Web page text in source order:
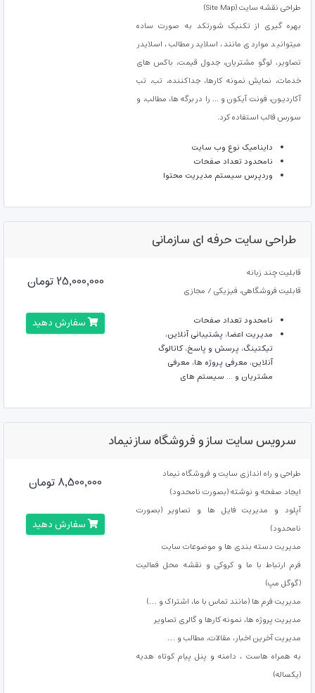
طراحی نقشه سایت (Site Map)
بهره گیری از تکنیک شورتکد به صورت ساده
میتوانید مواردی مانند، اسلایدر مطالب، اسلایدر
تصاویر، لوگو مشتریان، جدول قیمت، باکس های
خدمات، نمایش نمونه کارها، جداکننده، تب، تب
آکاردیون، فونت آیکون و ... را در برگه ها، مطالب، و
سورس قالب استفاده کرد.
داینامیک نوع وب سایت
نامحدودتعداد صفحات
وردپرس سیستم مدیریت محتوا
طراحی سایت حرفه ای سازمانی
قابلیت چند زبانه
قابلیت فروشگاهی، فیزیکی / مجازی
نامحدودتعداد صفحات
مدیریت اعضا، پشتیبانی آنلاین،
تیکتینگ، پرسش و پاسخ، کاتالوگ
آنلاین، معرفی پروژه ها، معرفی
مشتریان و ... سیستم های
25,000,000 تومان
سفارش دهید
سرویس سایت ساز و فروشگاه ساز نیماد
طراحی و راه اندازی سایت و فروشگاه نیماد
ایجاد صفحه و نوشته (بصورت نامحدود)
آپلود و مدیریت فایل ها و تصاویر (بصورت
نامحدود)
مدیریت دسته بندی ها و موضوعات سایت
فرم ارتباط با ما و کروکی و نقشه محل فعالیت
(گوگل مپ)
مدیریت فرم ها (مانند تماس با ما، اشتراک و …)
مدیریت پروژه ها، نمونه کارها و گالری تصاویر
مدیریت آخرین اخبار، مقالات، مطالب و …
به همراه هاست ، دامنه و پنل پیام کوتاه هدیه
(یکساله)
8,500,000 تومان
سفارش دهید